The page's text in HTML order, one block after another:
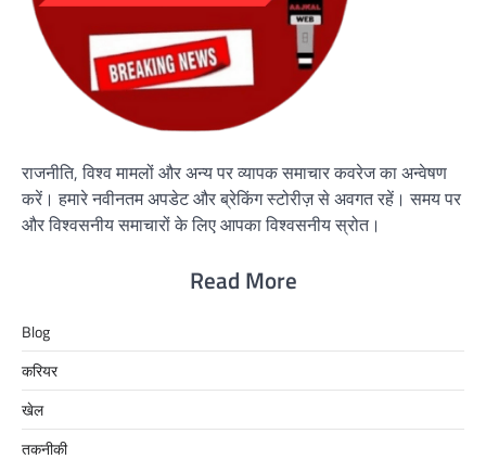
राजनीति, विश्व मामलों और अन्य पर व्यापक समाचार कवरेज का अन्वेषण
करें। हमारे नवीनतम अपडेट और ब्रेकिंग स्टोरीज़ से अवगत रहें। समय पर
और विश्वसनीय समाचारों के लिए आपका विश्वसनीय स्रोत।
Read More
Blog
करियर
खेल
तकनीकी